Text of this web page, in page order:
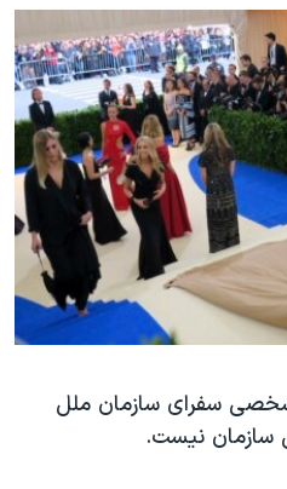
سفرای سازمان ملل
سازمان نیست.